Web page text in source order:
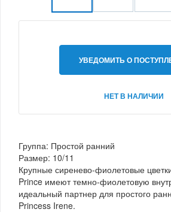
УВЕДОМИТЬ О
НЕТ В НАЛИЧИИ
Группа: Простой ранний
Размер: 10/11
Крупные сиренево-фиолетовые
Prince имеют темно-фиолетовую
идеальный партнер для простого
Princess Irene.